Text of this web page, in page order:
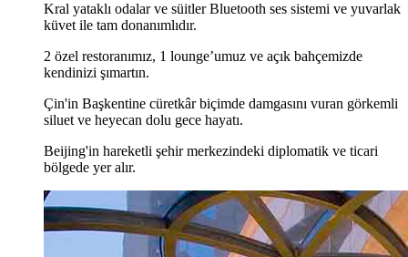
Kral yataklı odalar ve süitler Bluetooth ses sistemi ve yuvarlak
küvet ile tam donanımlıdır.
2 özel restoranımız, 1 lounge’umuz ve açık bahçemizde
kendinizi şımartın.
Çin'in Başkentine cüretkâr biçimde damgasını vuran görkemli
siluet ve heyecan dolu gece hayatı.
Beijing'in hareketli şehir merkezindeki diplomatik ve ticari
bölgede yer alır.